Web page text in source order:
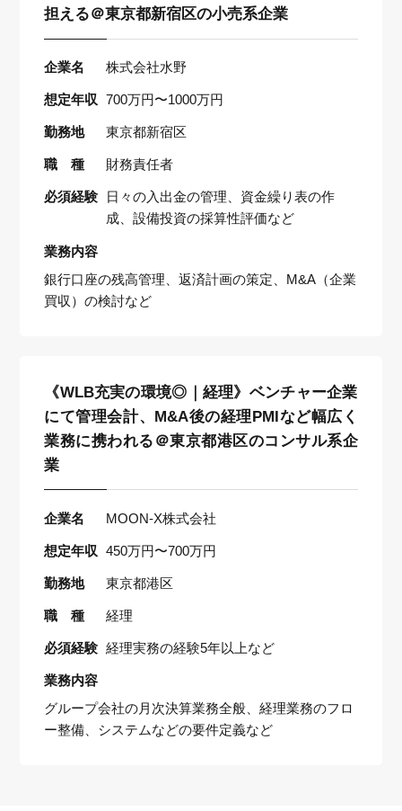
担える＠東京都新宿区の小売系企業
企業名 株式会社水野
想定年収 700万円〜1000万円
勤務地 東京都新宿区
職 種 財務責任者
必須経験
日々の入出金の管理、資金繰り表の作
成、設備投資の採算性評価など
業務内容
銀行口座の残高管理、返済計画の策定、M&A（企業
買収）の検討など
《WLB充実の環境◎｜経理》ベンチャー企業
にて管理会計、M&A後の経理PMIなど幅広く
業務に携われる＠東京都港区のコンサル系企
業
企業名 MOON-X株式会社
想定年収 450万円〜700万円
勤務地 東京都港区
職 種 経理
必須経験 経理実務の経験5年以上など
業務内容
グループ会社の月次決算業務全般、経理業務のフロ
ー整備、システムなどの要件定義など